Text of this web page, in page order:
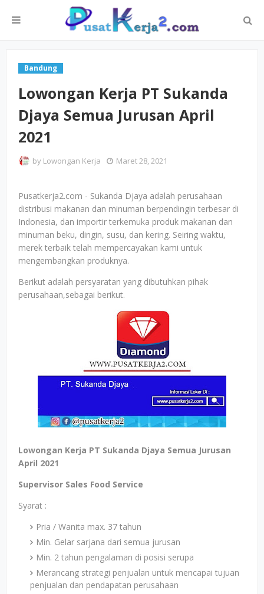
Bandung
Lowongan Kerja PT Sukanda
Djaya Semua Jurusan April
2021
by Lowongan Kerja Maret 28, 2021
Pusatkerja2.com - Sukanda Djaya adalah perusahaan
distribusi makanan dan minuman berpendingin terbesar di
Indonesia, dan importir terkemuka produk makanan dan
minuman beku, dingin, susu, dan kering. Seiring waktu,
merek terbaik telah mempercayakan kami untuk
mengembangkan produknya.
Berikut adalah persyaratan yang dibutuhkan pihak
perusahaan,sebagai berikut.
Lowongan Kerja PT Sukanda Djaya Semua Jurusan
April 2021
Supervisor Sales Food Service
Syarat :
Pria / Wanita max. 37 tahun
Min. Gelar sarjana dari semua jurusan
Min. 2 tahun pengalaman di posisi serupa
Merancang strategi penjualan untuk mencapai tujuan
penjualan dan pendapatan perusahaan